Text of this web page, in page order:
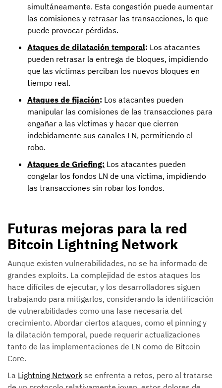
simultáneamente. Esta congestión puede aumentar
las comisiones y retrasar las transacciones, lo que
puede provocar pérdidas.
Ataques de dilatación temporal: Los atacantes
pueden retrasar la entrega de bloques, impidiendo
que las víctimas perciban los nuevos bloques en
tiempo real.
Ataques de fijación: Los atacantes pueden
manipular las comisiones de las transacciones para
engañar a las víctimas y hacer que cierren
indebidamente sus canales LN, permitiendo el
robo.
Ataques de Griefing: Los atacantes pueden
congelar los fondos LN de una víctima, impidiendo
las transacciones sin robar los fondos.
Futuras mejoras para la red
Bitcoin Lightning Network
Aunque existen vulnerabilidades, no se ha informado de
grandes exploits. La complejidad de estos ataques los
hace difíciles de ejecutar, y los desarrolladores siguen
trabajando para mitigarlos, considerando la identificación
de vulnerabilidades como una fase necesaria del
crecimiento. Abordar ciertos ataques, como el pinning y
la dilatación temporal, puede requerir actualizaciones
tanto de las implementaciones de LN como de Bitcoin
Core.
La Lightning Network se enfrenta a retos, pero al tratarse